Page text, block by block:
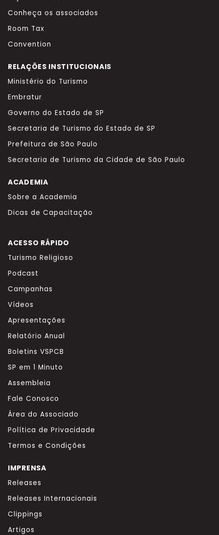
Conheça os associados
Room Tax
Convention
RELAÇÕES INSTITUCIONAIS
Ministério do Turismo
Embratur
Governo do Estado de SP
Secretaria de Turismo do Estado de SP
Prefeitura de São Paulo
Secretaria de Turismo da Cidade de São Paulo
ACADEMIA
Sobre a Academia
Dicas de Capacitação
ACESSO RÁPIDO
Turismo Religioso
Podcast
Campanhas
Vídeos
Apresentações
Relatório Anual
Boletins VSPCB
SP em 1 Minuto
Assembleia
Fale Conosco
Área do Associado
Política de Privacidade
Termos e Condições
IMPRENSA
Releases
Releases Internacionais
Clippings
Artigos